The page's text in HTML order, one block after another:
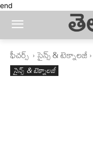
end
ఫీచ‌ర్స్ ‌ సైన్స్‌ & టెక్నాలజీ
సైన్స్‌ & టెక్నాలజీ